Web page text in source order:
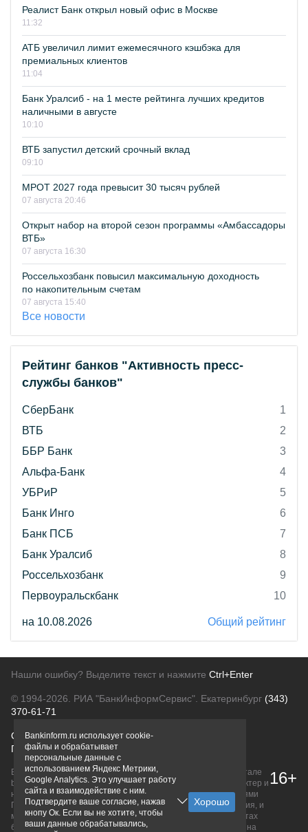
Реалист Банк открыл новый офис в Москве
11:32
АТБ увеличил лимит ежемесячного кэшбэка для
премиальных клиентов
11:04
Банк Уралсиб - на 1 месте рейтинга лучших кредитов
наличными в августе
10:10
ВТБ запустил детский срочный вклад
09:10
МРОТ 2027 года превысит 30 тысяч рублей
07 августа 20:46
Открыт набор на второй сезон программы «Амбассадоры
ВТБ»
07 августа 16:30
Россельхозбанк повысил максимальную доходность
по накопительным счетам
07 августа 15:40
Все новости
Рейтинг банков "Активность пресс-
службы банков"
СберБанк
1
ВТБ
2
ББР Банк
3
Альфа-Банк
4
УБРиР
5
Банк Инго
6
Банк ПСБ
7
Банк Уралсиб
8
Россельхозбанк
9
Первоуральскбанк
10
на 10.08.2026 Общий рейтинг
Нашли ошибку? Выделите текст и нажмите Ctrl+Enter
© 1994-2026. РИА "БанкИнформСервис". Екатеринбург (343)
370-61-71
О проектеПолитика конфиденциальности
Правовая информацияДля рекламодателей
Вся информация о продуктах банков, размещенная на портале
bankinform.ru, носит исключительно ознакомительный характер и
не является публичной офертой, определяемой положениями
ГК РФ. Информация не содержит точного и полного описания, и
может быть изменена. Конечные условия уточняйте на сайтах
банков или при личном обращении. Исключительное право на
16+
Bankinform.ru использует cookie-
файлы и обрабатывает
персональные данные с
использованием Яндекс Метрики,
Google Analytics. Это улучшает работу
сайта и взаимодействие с ним.
Подтвердите ваше согласие, нажав
кнопу Ок. Если вы не хотите, чтобы
ваши данные обрабатывались,